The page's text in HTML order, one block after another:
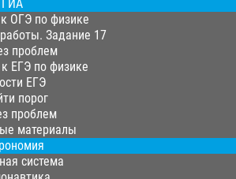
ГИА
ОГЭ по физике
Задание 17
проблем
ЕГЭ по физике
ЕГЭ
порог
проблем
материалы
система